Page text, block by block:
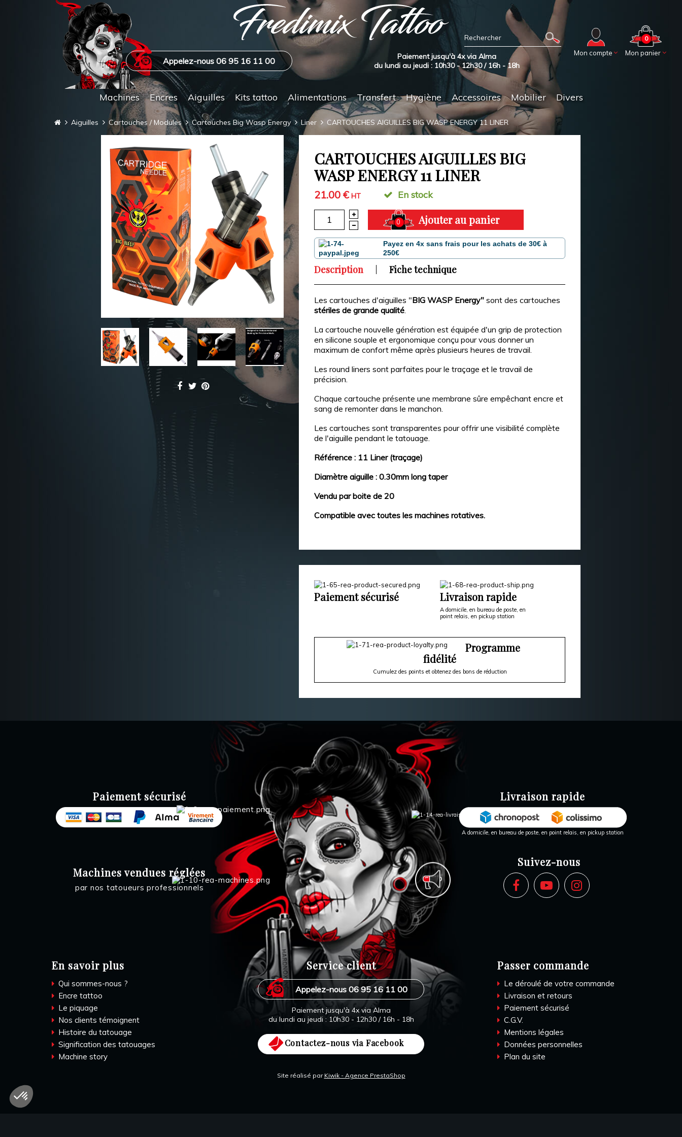
Mon panier
0
Mon compte
Appelez-nous 06 95 16 11 00
Paiement jusqu'à 4x via Alma
du lundi au jeudi : 10h30 - 12h30 / 16h - 18h
Machines Encres Aiguilles Kits tattoo Alimentations Transfert Hygiène Accessoires Mobilier Divers
Aiguilles Cartouches / Modules Cartouches Big Wasp Energy Liner CARTOUCHES AIGUILLES BIG WASP ENERGY 11 LINER
CARTOUCHES AIGUILLES BIG
WASP ENERGY 11 LINER
21.00 €HT En stock
0 Ajouter au panier
Payez en 4x sans frais pour les achats de 30€ à
250€
Description Fiche technique
Les cartouches d'aiguilles "BIG WASP Energy" sont des cartouches
stériles de grande qualité.
La cartouche nouvelle génération est équipée d'un grip de protection
en silicone souple et ergonomique conçu pour vous donner un
maximum de confort même après plusieurs heures de travail.
Les round liners sont parfaites pour le traçage et le travail de
précision.
Chaque cartouche présente une membrane sûre empêchant encre et
sang de remonter dans le manchon.
Les cartouches sont transparentes pour offrir une visibilité complète
de l'aiguille pendant le tatouage.
Référence : 11 Liner (traçage)
Diamètre aiguille : 0.30mm long taper
Vendu par boite de 20
Compatible avec toutes les machines rotatives.
Paiement sécurisé Livraison rapide
A domicile, en bureau de poste, en
point relais, en pickup station
Programme
fidélité
Cumulez des points et obtenez des bons de réduction
Paiement sécurisé
Machines vendues réglées
par nos tatoueurs professionnels
Livraison rapide
A domicile, en bureau de poste, en point relais, en pickup station
Suivez-nous
En savoir plus
Qui sommes-nous ?
Encre tattoo
Le piquage
Nos clients témoignent
Histoire du tatouage
Signification des tatouages
Machine story
Service client
Appelez-nous 06 95 16 11 00
Paiement jusqu'à 4x via Alma
du lundi au jeudi : 10h30 - 12h30 / 16h - 18h
Contactez-nous via Facebook
Passer commande
Le déroulé de votre commande
Livraison et retours
Paiement sécurisé
C.G.V.
Mentions légales
Données personnelles
Plan du site
Site réalisé par Kiwik - Agence PrestaShop